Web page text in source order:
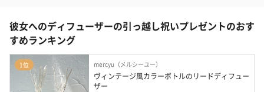
彼女へのディフューザーの引っ越し祝いプレゼントのおす
すめランキング
1位 mercyu（メルシーユー）
ヴィンテージ風カラーボトルのリードディフュー
ザー